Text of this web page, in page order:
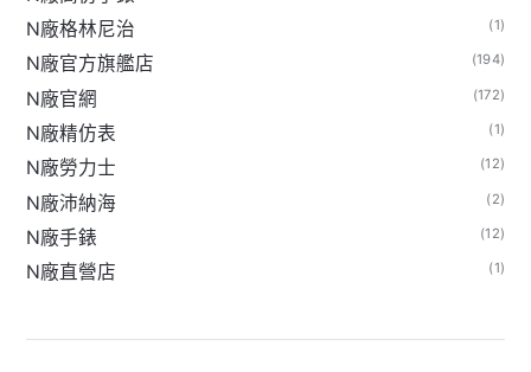
N廠格林尼治 (1)
N廠官方旗艦店 (194)
N廠官網 (172)
N廠精仿表 (1)
N廠勞力士 (12)
N廠沛納海 (2)
N廠手錶 (12)
N廠直營店 (1)